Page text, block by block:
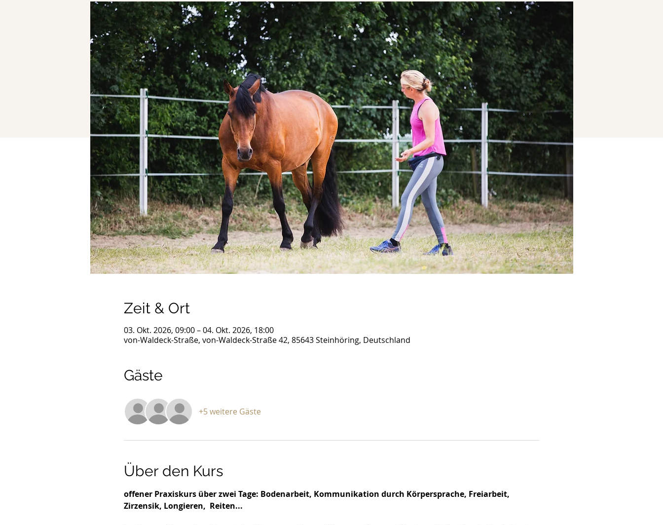
Zeit & Ort
03. Okt. 2026, 09:00 – 04. Okt. 2026, 18:00
von-Waldeck-Straße, von-Waldeck-Straße 42, 85643 Steinhöring, Deutschland
Gäste
+5 weitere Gäste
Über den Kurs
offener Praxiskurs über zwei Tage: Bodenarbeit, Kommunikation durch Körpersprache, Freiarbeit,
Zirzensik, Longieren,  Reiten...